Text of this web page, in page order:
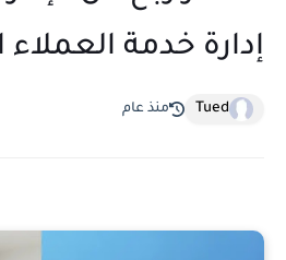
إدارة خدمة العملاء
Tued منذ عام